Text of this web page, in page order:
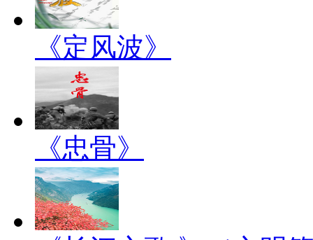
《定风波》
《忠骨》